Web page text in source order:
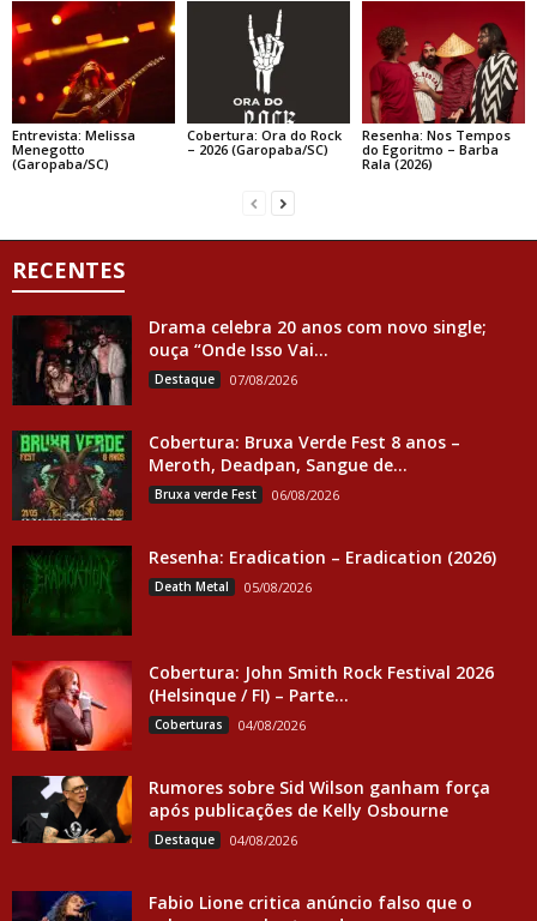
Entrevista: Melissa
Menegotto
(Garopaba/SC)
Cobertura: Ora do Rock
– 2026 (Garopaba/SC)
Resenha: Nos Tempos
do Egoritmo – Barba
Rala (2026)
RECENTES
Drama celebra 20 anos com novo single;
ouça “Onde Isso Vai...
Destaque 07/08/2026
Cobertura: Bruxa Verde Fest 8 anos –
Meroth, Deadpan, Sangue de...
Bruxa verde Fest 06/08/2026
Resenha: Eradication – Eradication (2026)
Death Metal 05/08/2026
Cobertura: John Smith Rock Festival 2026
(Helsinque / FI) – Parte...
Coberturas 04/08/2026
Rumores sobre Sid Wilson ganham força
após publicações de Kelly Osbourne
Destaque 04/08/2026
Fabio Lione critica anúncio falso que o